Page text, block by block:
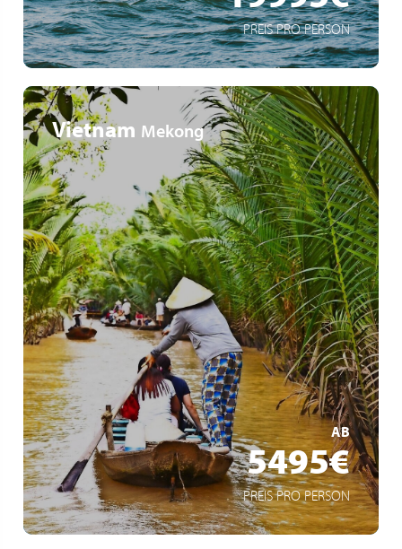
PREIS PRO PERSON
Vietnam Mekong
AB
5495€
PREIS PRO PERSON
Tempelanlagen von Angkor Wat
Kreuzfahrt von Vietnam nach Kambodscha
Kulturelle Höhepunkte Südostasiens: Entdeckung der
historischen Städte Saigon, Phnom Penh und Angkor
MEHR ERFAHREN